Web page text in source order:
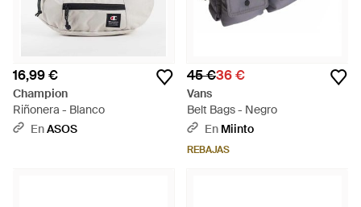
16,99 €
Champion
Riñonera - Blanco
EnASOS
45 €36 €
Vans
Belt Bags - Negro
En Miinto
REBAJAS